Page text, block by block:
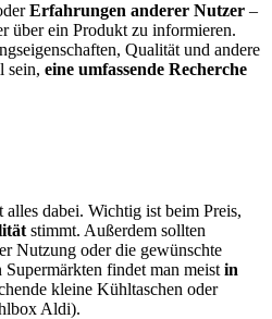
Erfahrungen anderer Nutzer –
über ein Produkt zu informieren.
Qualität und andere
sein, eine umfassende Recherche
dabei. Wichtig ist beim Preis,
stimmt. Außerdem sollten
Nutzung oder die gewünschte
findet man meist in
kleine Kühltaschen oder
Aldi).